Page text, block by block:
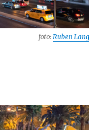
foto:Ruben Lang